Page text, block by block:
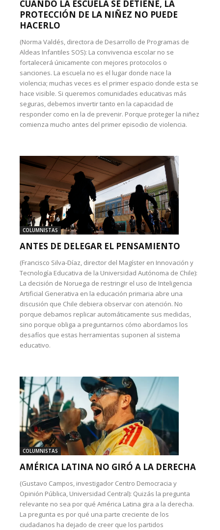
CUANDO LA ESCUELA SE DETIENE, LA
PROTECCIÓN DE LA NIÑEZ NO PUEDE
HACERLO
(Norma Valdés, directora de Desarrollo de Programas de
Aldeas Infantiles SOS): La convivencia escolar no se
fortalecerá únicamente con mejores protocolos o
sanciones. La escuela no es el lugar donde nace la
violencia; muchas veces es el primer espacio donde esta se
hace visible. Si queremos comunidades educativas más
seguras, debemos invertir tanto en la capacidad de
responder como en la de prevenir. Porque proteger la niñez
comienza mucho antes del primer episodio de violencia.
COLUMNISTAS
ANTES DE DELEGAR EL PENSAMIENTO
(Francisco Silva-Díaz, director del Magíster en Innovación y
Tecnología Educativa de la Universidad Autónoma de Chile):
La decisión de Noruega de restringir el uso de Inteligencia
Artificial Generativa en la educación primaria abre una
discusión que Chile debiera observar con atención. No
porque debamos replicar automáticamente sus medidas,
sino porque obliga a preguntarnos cómo abordamos los
desafíos que estas herramientas suponen al sistema
educativo.
COLUMNISTAS
AMÉRICA LATINA NO GIRÓ A LA DERECHA
(Gustavo Campos, investigador Centro Democracia y
Opinión Pública, Universidad Central): Quizás la pregunta
relevante no sea por qué América Latina gira a la derecha.
La pregunta es por qué una parte creciente de los
ciudadanos ha dejado de creer que los partidos